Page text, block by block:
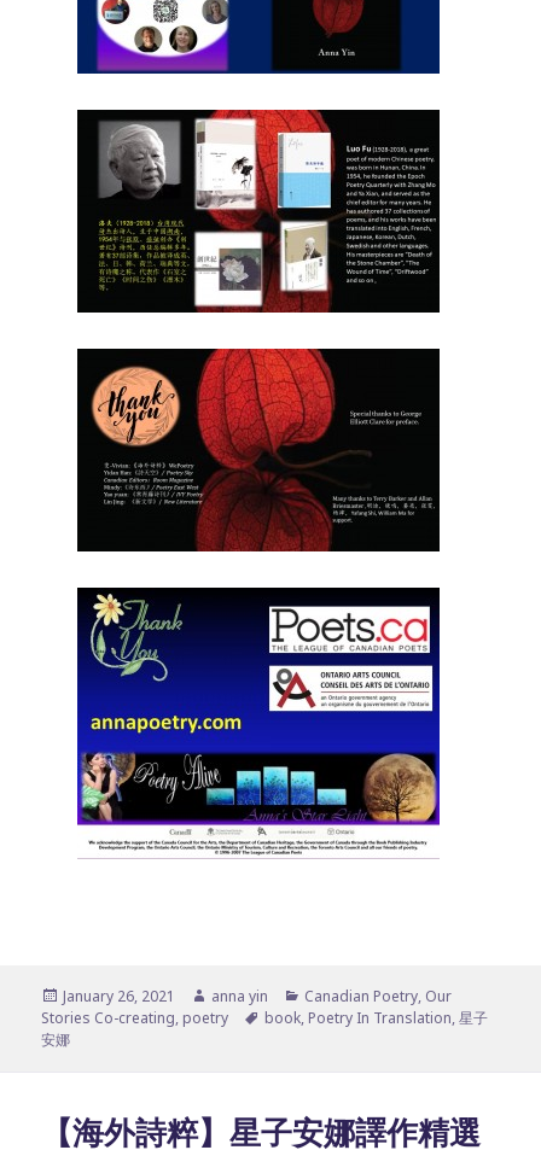
Posted
on
January 26, 2021 Author
anna yin Categories
Canadian Poetry, Our
Stories Co-creating, poetry Tags
book, Poetry In Translation,星子
安娜
【海外詩粹】星子安娜譯作精選